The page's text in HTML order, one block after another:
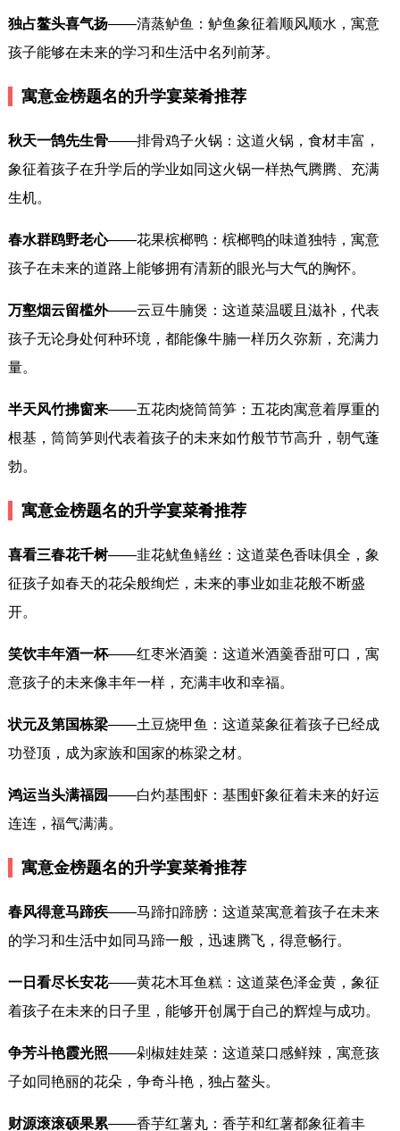
独占鳌头喜气扬——清蒸鲈鱼：鲈鱼象征着顺风顺水，寓意
孩子能够在未来的学习和生活中名列前茅。
寓意金榜题名的升学宴菜肴推荐
秋天一鹄先生骨——排骨鸡子火锅：这道火锅，食材丰富，
象征着孩子在升学后的学业如同这火锅一样热气腾腾、充满
生机。
春水群鸥野老心——花果槟榔鸭：槟榔鸭的味道独特，寓意
孩子在未来的道路上能够拥有清新的眼光与大气的胸怀。
万壑烟云留槛外——云豆牛腩煲：这道菜温暖且滋补，代表
孩子无论身处何种环境，都能像牛腩一样历久弥新，充满力
量。
半天风竹拂窗来——五花肉烧筒筒笋：五花肉寓意着厚重的
根基，筒筒笋则代表着孩子的未来如竹般节节高升，朝气蓬
勃。
寓意金榜题名的升学宴菜肴推荐
喜看三春花千树——韭花鱿鱼鳝丝：这道菜色香味俱全，象
征孩子如春天的花朵般绚烂，未来的事业如韭花般不断盛
开。
笑饮丰年酒一杯——红枣米酒羹：这道米酒羹香甜可口，寓
意孩子的未来像丰年一样，充满丰收和幸福。
状元及第国栋梁——土豆烧甲鱼：这道菜象征着孩子已经成
功登顶，成为家族和国家的栋梁之材。
鸿运当头满福园——白灼基围虾：基围虾象征着未来的好运
连连，福气满满。
寓意金榜题名的升学宴菜肴推荐
春风得意马蹄疾——马蹄扣蹄膀：这道菜寓意着孩子在未来
的学习和生活中如同马蹄一般，迅速腾飞，得意畅行。
一日看尽长安花——黄花木耳鱼糕：这道菜色泽金黄，象征
着孩子在未来的日子里，能够开创属于自己的辉煌与成功。
争芳斗艳霞光照——剁椒娃娃菜：这道菜口感鲜辣，寓意孩
子如同艳丽的花朵，争奇斗艳，独占鳌头。
财源滚滚硕果累——香芋红薯丸：香芋和红薯都象征着丰